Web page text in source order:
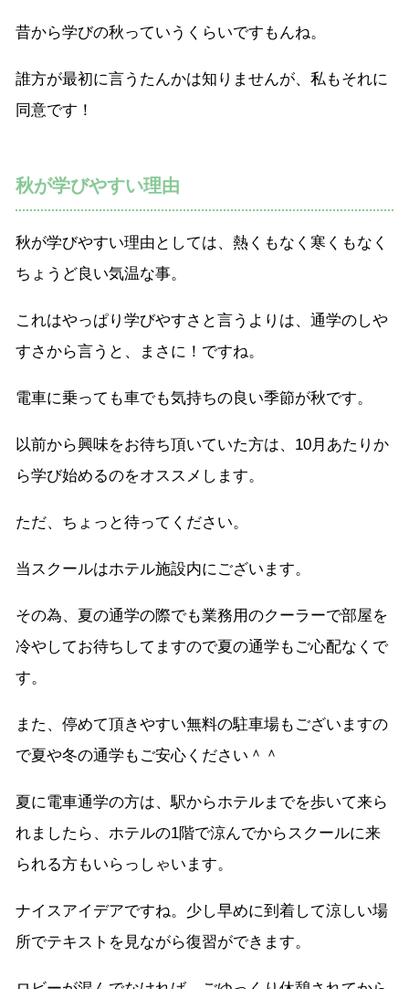
昔から学びの秋っていうくらいですもんね。
誰方が最初に言うたんかは知りませんが、私もそれに
同意です！
秋が学びやすい理由
秋が学びやすい理由としては、熱くもなく寒くもなく
ちょうど良い気温な事。
これはやっぱり学びやすさと言うよりは、通学のしや
すさから言うと、まさに！ですね。
電車に乗っても車でも気持ちの良い季節が秋です。
以前から興味をお待ち頂いていた方は、10月あたりか
ら学び始めるのをオススメします。
ただ、ちょっと待ってください。
当スクールはホテル施設内にございます。
その為、夏の通学の際でも業務用のクーラーで部屋を
冷やしてお待ちしてますので夏の通学もご心配なくで
す。
また、停めて頂きやすい無料の駐車場もございますの
で夏や冬の通学もご安心ください＾＾
夏に電車通学の方は、駅からホテルまでを歩いて来ら
れましたら、ホテルの1階で涼んでからスクールに来
られる方もいらっしゃいます。
ナイスアイデアですね。少し早めに到着して涼しい場
所でテキストを見ながら復習ができます。